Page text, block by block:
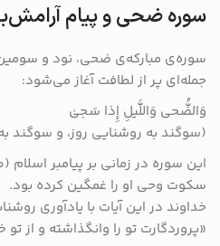
سوره ضحی و پیام
سوره‌ی مبارکه‌ی ضحی، نود و
جمله‌ای پر از لطافت آغاز می‌شود:
وَالضُّحی وَاللَّیلِ إِذا سَجیٰ
(سوگند به روشنایی روز، و سوگند
این سوره در زمانی بر پیامبر
سکوت وحی او را غمگین کرده بود.
خداوند در این آیات با یادآوری
«پروردگارت تو را وانگذاشته و از